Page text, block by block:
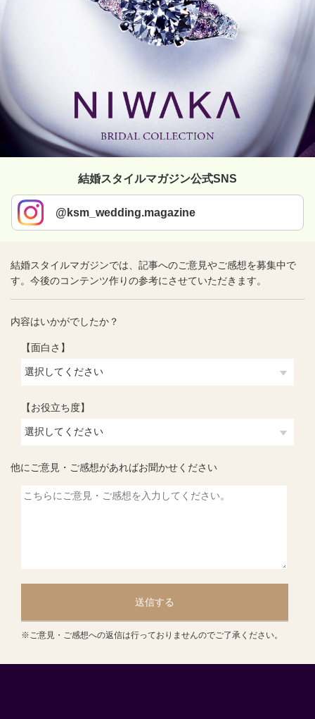
結婚スタイルマガジン公式SNS
@ksm_wedding.magazine
結婚スタイルマガジンでは、記事へのご意見やご感想を募集中で
す。今後のコンテンツ作りの参考にさせていただきます。
内容はいかがでしたか？
【面白さ】
【お役立ち度】
他にご意見・ご感想があればお聞かせください
送信する
※ご意見・ご感想への返信は行っておりませんのでご了承ください。